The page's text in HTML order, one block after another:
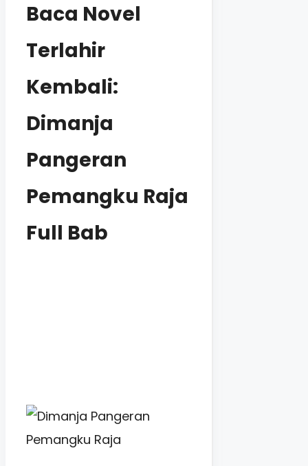
Baca Novel
Terlahir
Kembali:
Dimanja
Pangeran
Pemangku Raja
Full Bab